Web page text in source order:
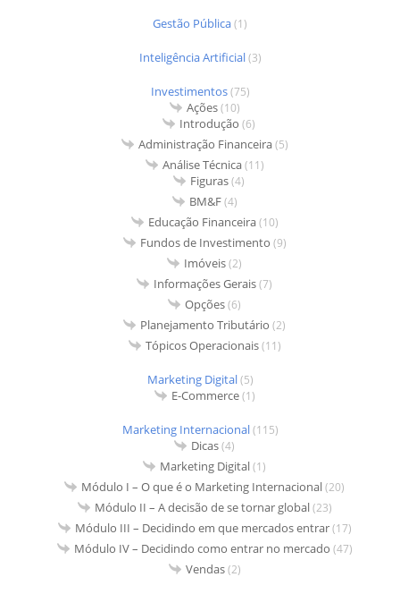
Gestão Pública(1)
Inteligência Artificial(3)
Investimentos(75)
Ações(10)
Introdução (6)
Administração Financeira(5)
Análise Técnica(11)
Figuras(4)
BM&F(4)
Educação Financeira(10)
Fundos de Investimento (9)
Imóveis(2)
Informações Gerais(7)
Opções(6)
Planejamento Tributário (2)
Tópicos Operacionais(11)
Marketing Digital(5)
E-Commerce(1)
Marketing Internacional(115)
Dicas(4)
Marketing Digital(1)
Módulo I – O que é o Marketing Internacional(20)
Módulo II – A decisão de se tornar global(23)
Módulo III – Decidindo em que mercados entrar(17)
Módulo IV – Decidindo como entrar no mercado (47)
Vendas(2)